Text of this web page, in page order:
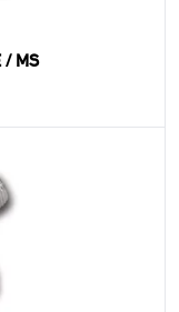
/ MS